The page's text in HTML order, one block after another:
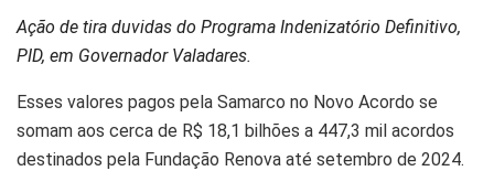
Ação de tira duvidas do Programa Indenizatório Definitivo,
PID, em Governador Valadares.
Esses valores pagos pela Samarco no Novo Acordo se
somam aos cerca de R$ 18,1 bilhões a 447,3 mil acordos
destinados pela Fundação Renova até setembro de 2024.